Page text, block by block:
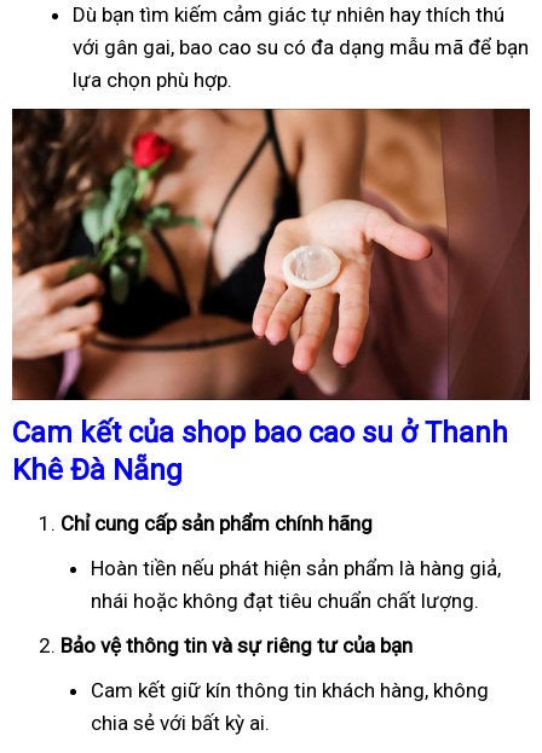
Dù bạn tìm kiếm cảm giác tự nhiên hay thích thú
với gân gai, bao cao su có đa dạng mẫu mã để bạn
lựa chọn phù hợp.
Cam kết của shop bao cao su ở Thanh
Khê Đà Nẵng
Chỉ cung cấp sản phẩm chính hãng
Hoàn tiền nếu phát hiện sản phẩm là hàng giả,
nhái hoặc không đạt tiêu chuẩn chất lượng.
Bảo vệ thông tin và sự riêng tư của bạn
Cam kết giữ kín thông tin khách hàng, không
chia sẻ với bất kỳ ai.